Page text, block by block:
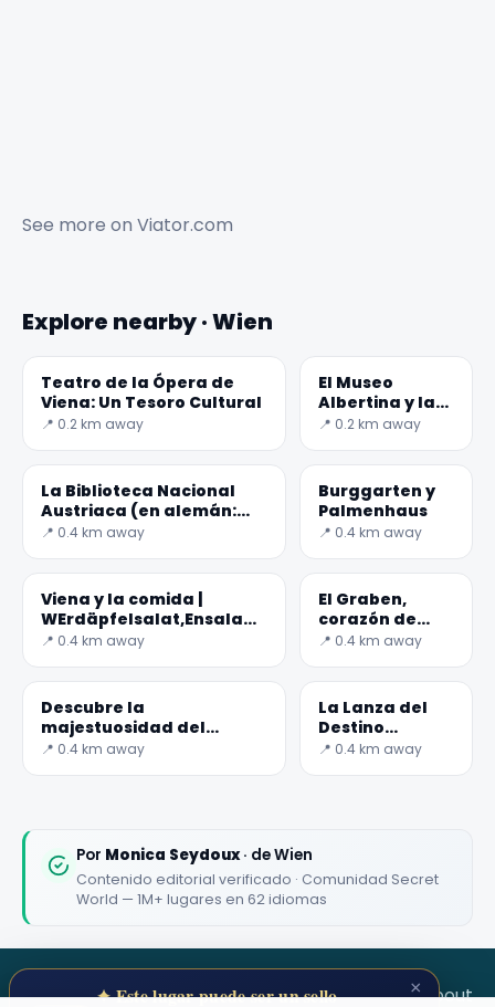
See more on Viator.com
Explore nearby · Wien
Teatro de la Ópera de
Viena: Un Tesoro Cultural
📍 0.2 km away
El Museo
Albertina y las
mayores salas
del mundo
📍 0.2 km away
La Biblioteca Nacional
Austriaca (en alemán:
Österreichische
📍 0.4 km away
Burggarten y
Palmenhaus
📍 0.4 km away
Viena y la comida |
WErdäpfelsalat,Ensalada
de patatas austriaca
📍 0.4 km away
El Graben,
corazón de
Viena
📍 0.4 km away
Descubre la
majestuosidad del
Palacio Hofburg en Viena
📍 0.4 km away
La Lanza del
Destino
también
📍 0.4 km away
Por Monica Seydoux· de Wien
Contenido editorial verificado · Comunidad Secret
World — 1M+ lugares en 62 idiomas
SECRET WORLD TermsPrivacyAbout
✕
★★★★★
1,000,000+ places in your pocket. Free.
×
✦ Este lugar puede ser un sello